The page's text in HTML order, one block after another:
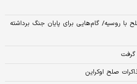
با روسیه/ گام‌هایی برای پایان جنگ برداشته
صلح اوکراین